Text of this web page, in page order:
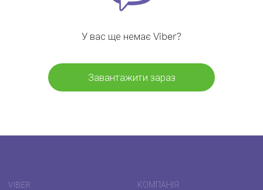
У вас ще немає Viber?
Завантажити зараз
VIBER КОМПАНІЯ